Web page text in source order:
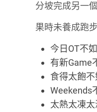
分坡完成另一
果時未養成跑
今日OT不
有新Game
食得太飽
Weekends
太熱太凍